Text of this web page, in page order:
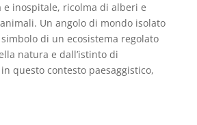
e inospitale, ricolma di alberi e
Un angolo di mondo isolato
di un ecosistema regolato
natura e dall’istinto di
in questo contesto paesaggistico,